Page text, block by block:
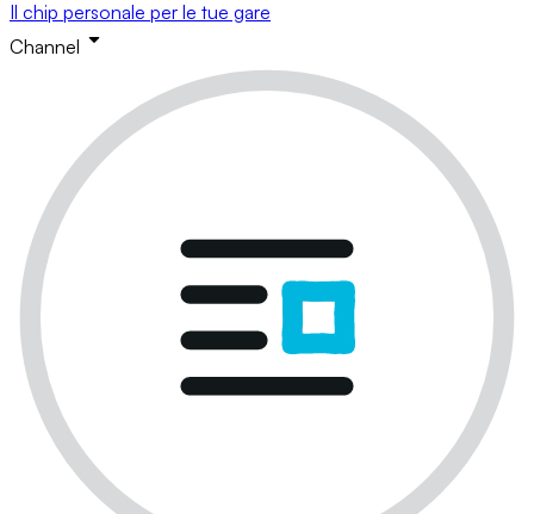
Il chip personale per le tue gare
Channel